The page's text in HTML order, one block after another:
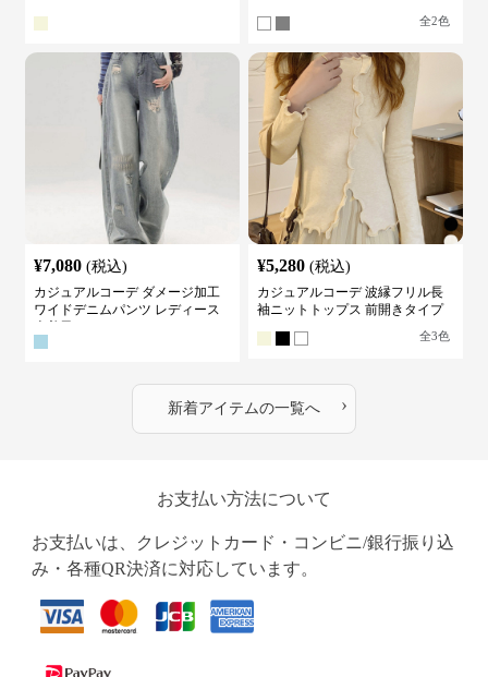
全2色
¥7,080 (税込)
カジュアルコーデ ダメージ加工
ワイドデニムパンツ レディース
¥5,280 (税込)
カジュアルコーデ 波縁フリル長
袖ニットトップス 前開きタイプ
全3色
新着アイテムの一覧へ ›
お支払い方法について
お支払いは、クレジットカード・コンビニ/銀行振り込
み・各種QR決済に対応しています。